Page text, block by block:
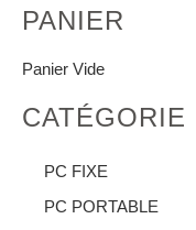
PANIER
Panier Vide
CATÉGORIE
PC FIXE
PC PORTABLE